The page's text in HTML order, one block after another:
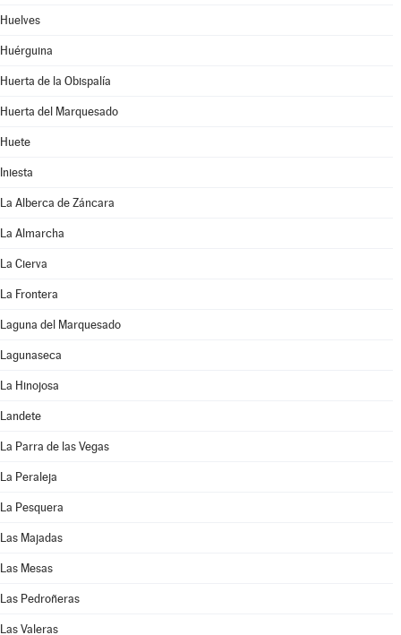
Huelves
Huérguina
Huerta de la Obispalía
Huerta del Marquesado
Huete
Iniesta
La Alberca de Záncara
La Almarcha
La Cierva
La Frontera
Laguna del Marquesado
Lagunaseca
La Hinojosa
Landete
La Parra de las Vegas
La Peraleja
La Pesquera
Las Majadas
Las Mesas
Las Pedroñeras
Las Valeras